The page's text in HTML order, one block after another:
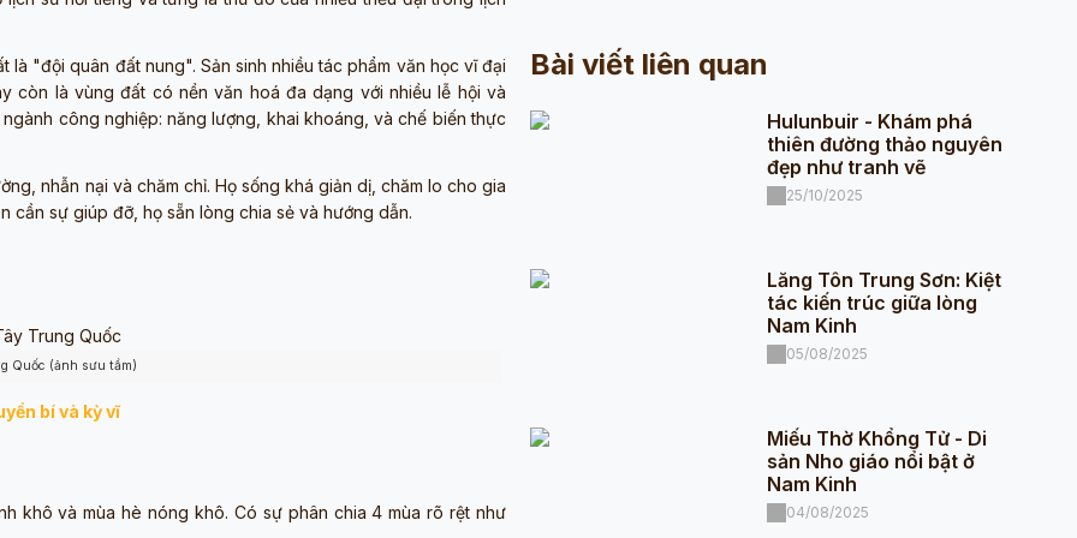
"đội quân đất nung". Sản sinh nhiều tác phẩm văn học vĩ đại
còn là vùng đất có nền văn hoá đa dạng với nhiều lễ hội và
công nghiệp: năng lượng, khai khoáng, và chế biến thực
nhẫn nại và chăm chỉ. Họ sống khá giản dị, chăm lo cho gia
cần sự giúp đỡ, họ sẵn lòng chia sẻ và hướng dẫn.
Quốc (ảnh sưu tầm)
bí và kỳ vĩ
khô và mùa hè nóng khô. Có sự phân chia 4 mùa rõ rệt như
Bài viết liên quan
Hulunbuir - Khám phá
thiên đường thảo nguyên
đẹp như tranh vẽ
25/10/2025
Lăng Tôn Trung Sơn: Kiệt
tác kiến trúc giữa lòng
Nam Kinh
05/08/2025
Miếu Thờ Khổng Tử - Di
sản Nho giáo nổi bật ở
Nam Kinh
04/08/2025